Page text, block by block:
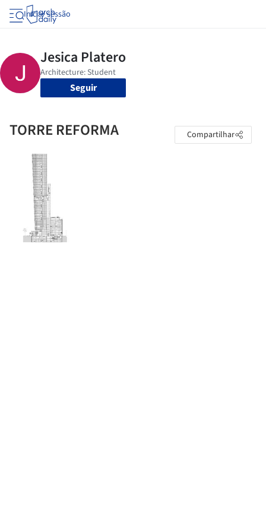
Iniciar sessão
Seguir
TORRE REFORMA Compartilhar